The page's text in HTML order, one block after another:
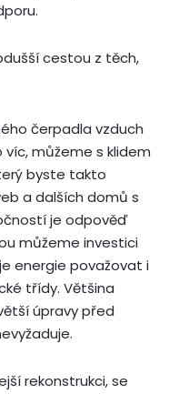
cestou z těch,
čerpadla vzduch
můžeme s klidem
byste takto
a dalších domů s
je odpověď
můžeme investici
energie považovat i
třídy. Většina
úpravy před
rekonstrukci, se